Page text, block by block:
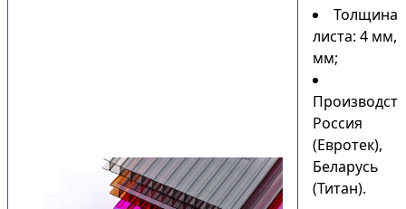
Толщина
листа: 4 мм,
мм;
Россия
(Евротек),
Беларусь
(Титан).